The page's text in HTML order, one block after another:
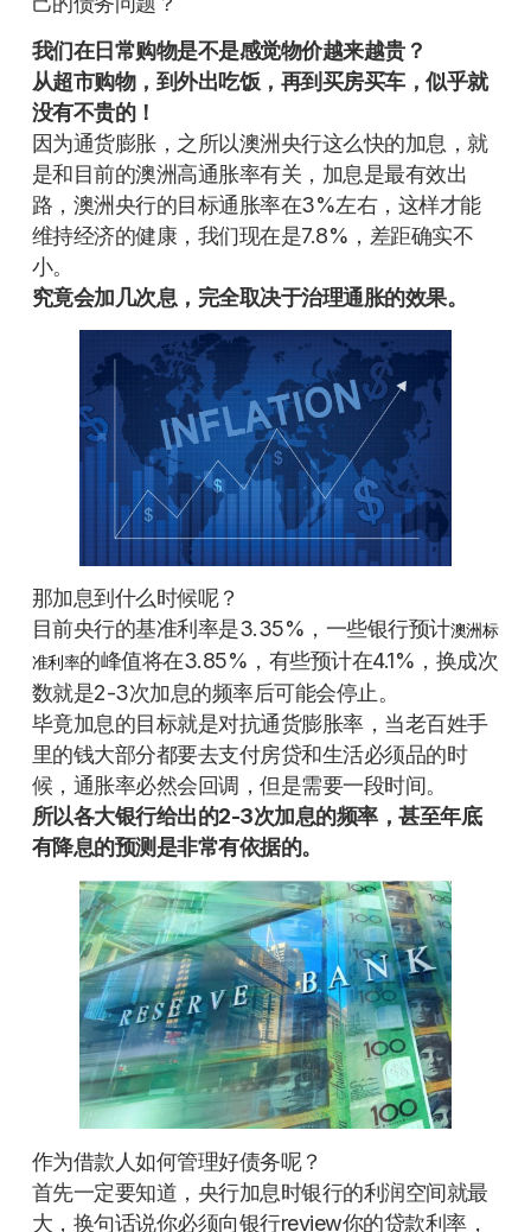
我们在日常购物是不是感觉物价越来越贵？
从超市购物，到外出吃饭，再到买房买车，似乎就
没有不贵的！
因为通货膨胀，之所以澳洲央行这么快的加息，就
是和目前的澳洲高通胀率有关，加息是最有效出
路，澳洲央行的目标通胀率在3%左右，这样才能
维持经济的健康，我们现在是7.8%，差距确实不
小。
究竟会加几次息，完全取决于治理通胀的效果。
那加息到什么时候呢？
目前央行的基准利率是3.35%，一些银行预计澳洲标
准利率的峰值将在3.85%，有些预计在4.1%，换成次
数就是2-3次加息的频率后可能会停止。
毕竟加息的目标就是对抗通货膨胀率，当老百姓手
里的钱大部分都要去支付房贷和生活必须品的时
候，通胀率必然会回调，但是需要一段时间。
所以各大银行给出的2-3次加息的频率，甚至年底
有降息的预测是非常有依据的。
作为借款人如何管理好债务呢？
首先一定要知道，央行加息时银行的利润空间就最
大，换句话说你必须向银行review你的贷款利率，